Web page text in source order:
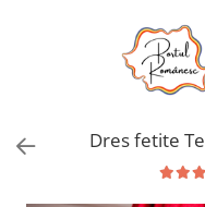
Pijamale Dama Marimi
Imbracaminte copii
Imbracaminte Baieti
Dres fetite